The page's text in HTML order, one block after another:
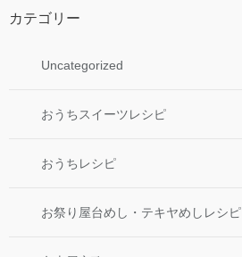
カテゴリー
Uncategorized
おうちスイーツレシピ
おうちレシピ
お祭り屋台めし・テキヤめしレシピ